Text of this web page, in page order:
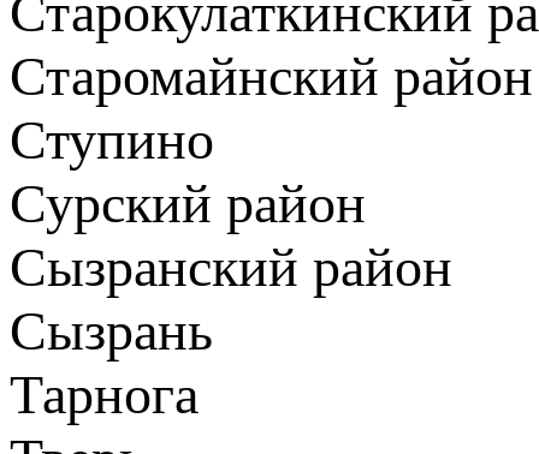
Старомайнский район
Ступино
Сурский район
Сызранский район
Сызрань
Тарнога